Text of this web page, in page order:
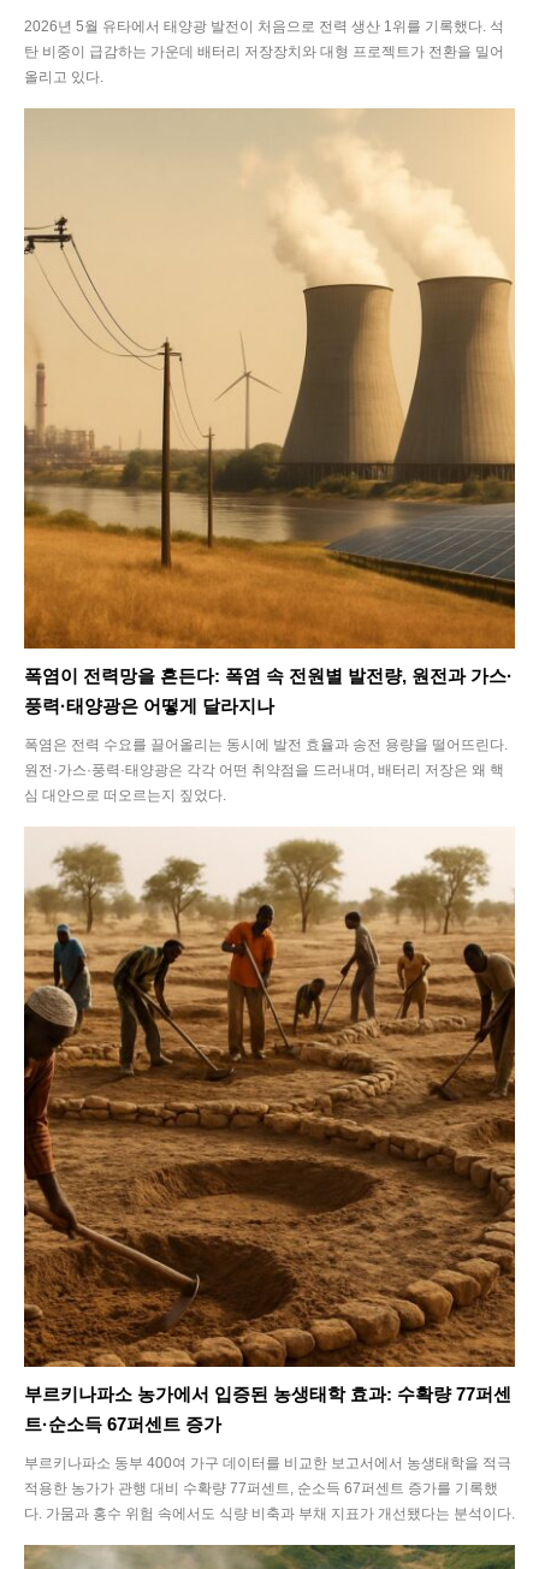
2026년 5월 유타에서 태양광 발전이 처음으로 전력 생산 1위를 기록했다. 석
탄 비중이 급감하는 가운데 배터리 저장장치와 대형 프로젝트가 전환을 밀어
올리고 있다.
폭염이 전력망을 흔든다: 폭염 속 전원별 발전량, 원전과 가스·
풍력·태양광은 어떻게 달라지나
폭염은 전력 수요를 끌어올리는 동시에 발전 효율과 송전 용량을 떨어뜨린다.
원전·가스·풍력·태양광은 각각 어떤 취약점을 드러내며, 배터리 저장은 왜 핵
심 대안으로 떠오르는지 짚었다.
부르키나파소 농가에서 입증된 농생태학 효과: 수확량 77퍼센
트·순소득 67퍼센트 증가
부르키나파소 동부 400여 가구 데이터를 비교한 보고서에서 농생태학을 적극
적용한 농가가 관행 대비 수확량 77퍼센트, 순소득 67퍼센트 증가를 기록했
다. 가뭄과 홍수 위험 속에서도 식량 비축과 부채 지표가 개선됐다는 분석이다.